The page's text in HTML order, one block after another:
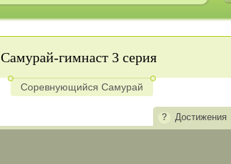
Самурай-гимнаст 3 серия
Соревнующийся Самурай
Достижения